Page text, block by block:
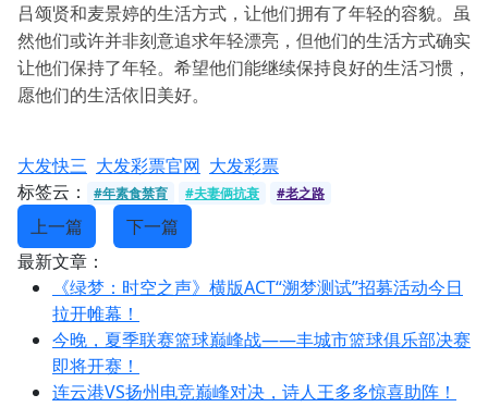
吕颂贤和麦景婷的生活方式，让他们拥有了年轻的容貌。虽
然他们或许并非刻意追求年轻漂亮，但他们的生活方式确实
让他们保持了年轻。希望他们能继续保持良好的生活习惯，
愿他们的生活依旧美好。
大发快三 大发彩票官网 大发彩票
标签云：
#年素食禁育 #夫妻俩抗衰 #老之路
上一篇
下一篇
最新文章：
《绿梦：时空之声》横版ACT“溯梦测试”招募活动今日
拉开帷幕！
今晚，夏季联赛篮球巅峰战——丰城市篮球俱乐部决赛
即将开赛！
连云港VS扬州电竞巅峰对决，诗人王多多惊喜助阵！